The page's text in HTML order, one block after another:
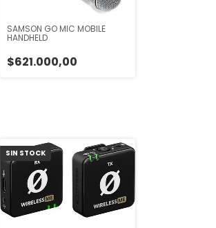
SAMSON GO MIC MOBILE
HANDHELD
$621.000,00
SIN STOCK